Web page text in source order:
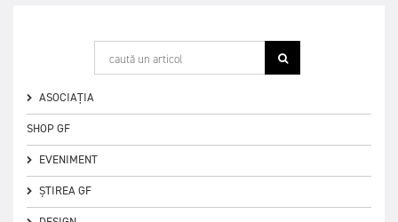
ASOCIAȚIA
SHOP GF
EVENIMENT
ȘTIREA GF